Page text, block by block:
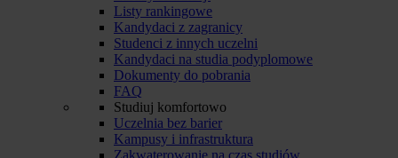
Listy rankingowe
Kandydaci z zagranicy
Studenci z innych uczelni
Kandydaci na studia podyplomowe
Dokumenty do pobrania
FAQ
Studiuj komfortowo
Uczelnia bez barier
Kampusy i infrastruktura